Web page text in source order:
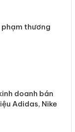
phạm thương
doanh bán
Adidas, Nike